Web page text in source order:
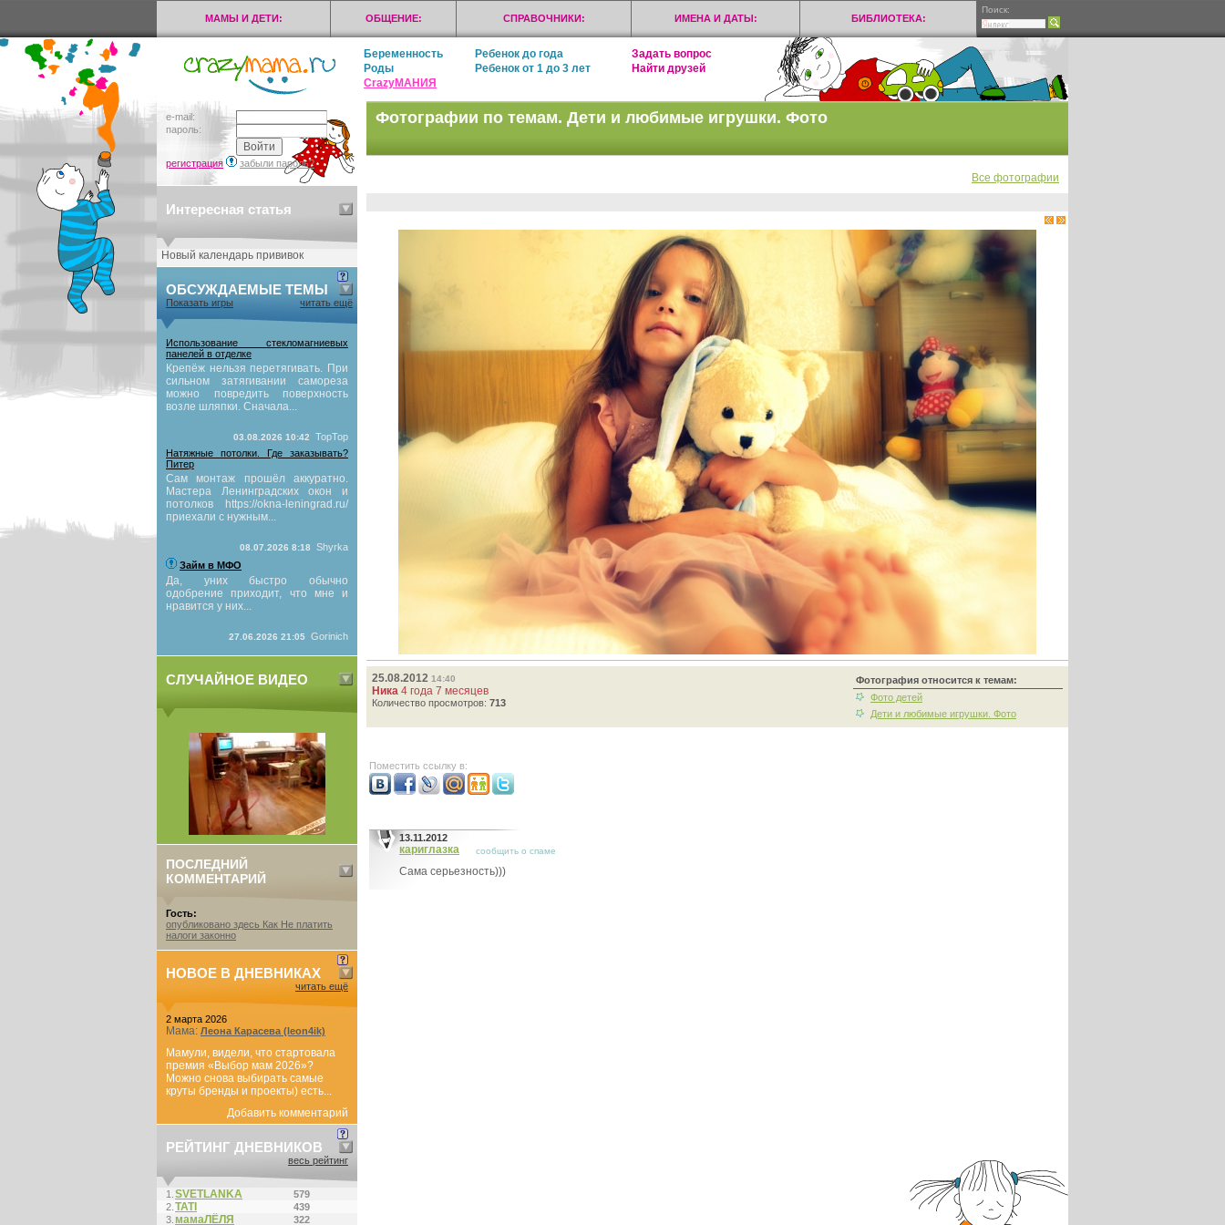
МАМЫ И ДЕТИ: ОБЩЕНИЕ: СПРАВОЧНИКИ: ИМЕНА И ДАТЫ: БИБЛИОТЕКА:
Поиск:
Беременность Ребенок до года
Задать вопрос
Роды
Ребенок от 1 до 3 лет
Найти друзей
CrazyМАНИЯ
e-mail:
пароль:
регистрация забыли пароль?
Интересная статья
Новый календарь прививок
ОБСУЖДАЕМЫЕ ТЕМЫ
Показать игры читать ещё
Использование стекломагниевых
панелей в отделке
Крепёж нельзя перетягивать. При
сильном затягивании самореза
можно повредить поверхность
возле шляпки. Сначала...
03.08.2026 10:42
TopTop
Натяжные потолки. Где заказывать?
Питер
Сам монтаж прошёл аккуратно.
Мастера Ленинградских окон и
потолков https://okna-leningrad.ru/
приехали с нужным...
08.07.2026 8:18
Shyrka
Займ в МФО
Да, уних быстро обычно
одобрение приходит, что мне и
нравится у них...
27.06.2026 21:05 Gorinich
СЛУЧАЙНОЕ ВИДЕО
ПОСЛЕДНИЙ
КОММЕНТАРИЙ
Гость:
опубликовано здесь Как Не платить
налоги законно
НОВОЕ В ДНЕВНИКАХ
читать ещё
2 марта 2026
Мама: Леона Карасева (leon4ik)
Мамули, видели, что стартовала
премия «Выбор мам 2026»?
Можно снова выбирать самые
круты бренды и проекты) есть...
Добавить комментарий
РЕЙТИНГ ДНЕВНИКОВ
весь рейтинг
1. SVETLANKA
579
2. ТАТI
439
3. мамаЛЁЛЯ 322
Фотографии по темам. Дети и любимые игрушки. Фото
Все фотографии
25.08.2012 14:40
Ника 4 года 7 месяцев
Количество просмотров: 713
Фотография относится к темам:
Фото детей
Дети и любимые игрушки. Фото
Поместить ссылку в:
13.11.2012
кариглазка сообщить о спаме
Сама серьезность)))